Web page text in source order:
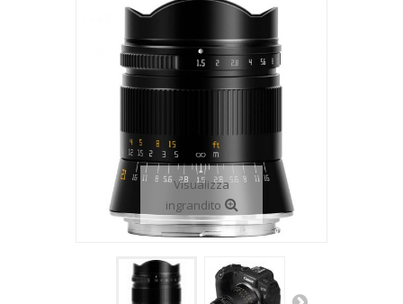
Visualizza
ingrandito